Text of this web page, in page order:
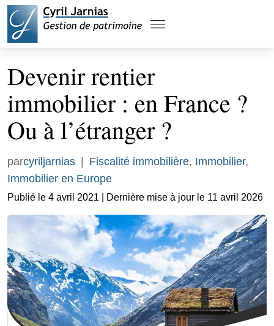
Devenir rentier
immobilier : en France ?
Ou à l’étranger ?
parcyriljarnias Fiscalité immobilière, Immobilier,
Immobilier en Europe
Publié le 4 avril 2021 | Dernière mise à jour le 11 avril 2026